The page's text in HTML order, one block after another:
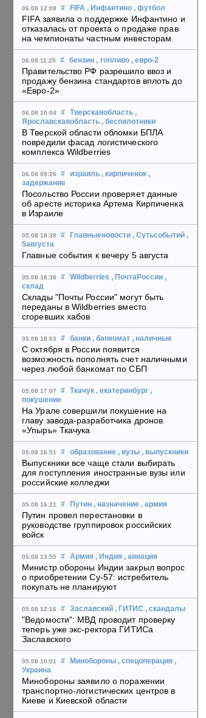
06.08 12:08 # FIFA , Инфантино , футбол
FIFA заявила о поддержке Инфантино и
отказалась от проекта о продаже прав
на чемпионаты частным инвесторам
06.08 11:25 # бензин , топливо , евро-2
Правительство РФ разрешило ввоз и
продажу бензина стандартов вплоть до
«Евро-2»
06.08 10:04 # Тверскаяобласть ,
Ярославскаяобласть , беспилотники
В Тверской области обломки БПЛА
повредили фасад логистического
комплекса Wildberries
06.08 09:26 # израиль , кирпиченок ,
задержание
Посольство России проверяет данные
об аресте историка Артема Кирпиченка
в Израиле
05.08 18:39 # Главныеновости , Сутьсобытий ,
5августа
Главные события к вечеру 5 августа
05.08 18:38 # Wildberries , ПочтаРоссии ,
склад
Склады "Почты России" могут быть
переданы в Wildberries вместо
сгоревших хабов
05.08 18:03 # банки , банкомат , наличные
С октября в России появится
возможность пополнять счет наличными
через любой банкомат по СБП
05.08 17:07 # Ткачук , екатеринбург ,
покушение
На Урале совершили покушение на
главу завода-разработчика дронов
«Упырь» Ткачука
05.08 16:51 # образование , вузы , выпускники
Выпускники все чаще стали выбирать
для поступления иностранные вузы или
российские колледжи
05.08 16:21 # Путин , назначение , армия
Путин провел перестановки в
руководстве группировок российских
войск
05.08 13:55 # Армия , Индия , авиация
Министр обороны Индии закрыл вопрос
о приобретении Су-57: истребитель
покупать не планируют
05.08 12:16 # Заславский , ГИТИС , скандалы
"Ведомости": МВД проводит проверку
теперь уже экс-ректора ГИТИСа
Заславского
05.08 10:01 # Минобороны , спецоперация ,
Украина
Минобороны заявило о поражении
транспортно-логистических центров в
Киеве и Киевской области